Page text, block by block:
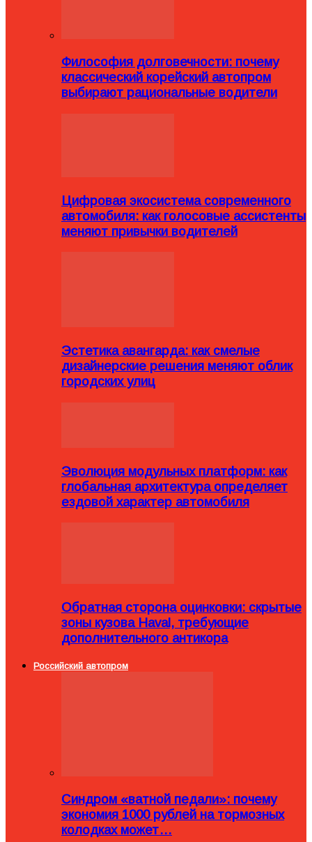
Философия долговечности: почему
классический корейский автопром
выбирают рациональные водители
Цифровая экосистема современного
автомобиля: как голосовые ассистенты
меняют привычки водителей
Эстетика авангарда: как смелые
дизайнерские решения меняют облик
городских улиц
Эволюция модульных платформ: как
глобальная архитектура определяет
ездовой характер автомобиля
Обратная сторона оцинковки: скрытые
зоны кузова Haval, требующие
дополнительного антикора
Российский автопром
Синдром «ватной педали»: почему
экономия 1000 рублей на тормозных
колодках может…